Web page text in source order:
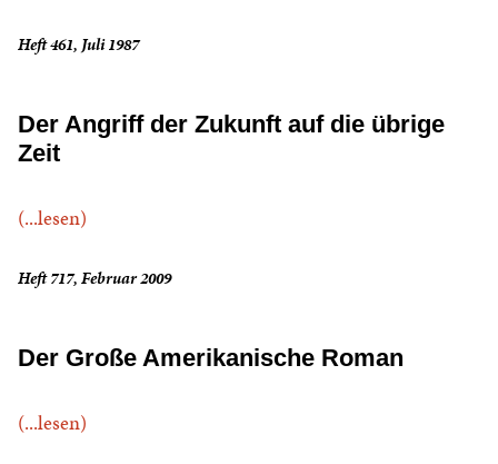
Heft 461, Juli 1987
Der Angriff der Zukunft auf die übrige
Zeit
(...lesen)
Heft 717, Februar 2009
Der Große Amerikanische Roman
(...lesen)